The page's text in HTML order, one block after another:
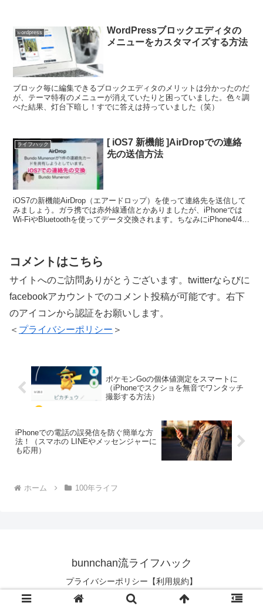
wordpress
WordPressブロックエディタの
メニューをカスタマイズする方法
ブロック毎に編集できるブロックエディタのメリットは分かったのだ
が、テーマ特有のメニューが消えていたりと困っていました。色々調
べた結果、灯台下暗し！すでに答えは持っていました（笑）
ライフハック
[ iOS7 新機能 ]AirDropでの連絡
先の送信方法
iOS7の新機能AirDrop（エアードロップ）を使って連絡先を送信して
みましょう。ガラ携では赤外線通信とかありましたが、iPhoneでは
Wi-FiやBluetoothを使ってデータ交換されます。ちなみにiPhone4/4S
コメントはこちら
サイトへのご訪問ありがとうございます。twitterならびに
facebookアカウントでのコメント投稿が可能です。右下
のアイコンから認証をお願いします。
＜ プライバシーポリシー ＞
ポケモンGoの個体値測定をスマートに
（iPhoneでスクショを無音でワンタッチ
撮影する方法）
iPhoneでの電話の誤発信を防ぐ簡単な方
法！（スマホの LINEやメッセンジャーに
も応用）
ホーム 100年ライフ
bunnchan流ライフハック
プライバシーポリシー【利用規約】
© 2010 bunnchan流ライフハック.